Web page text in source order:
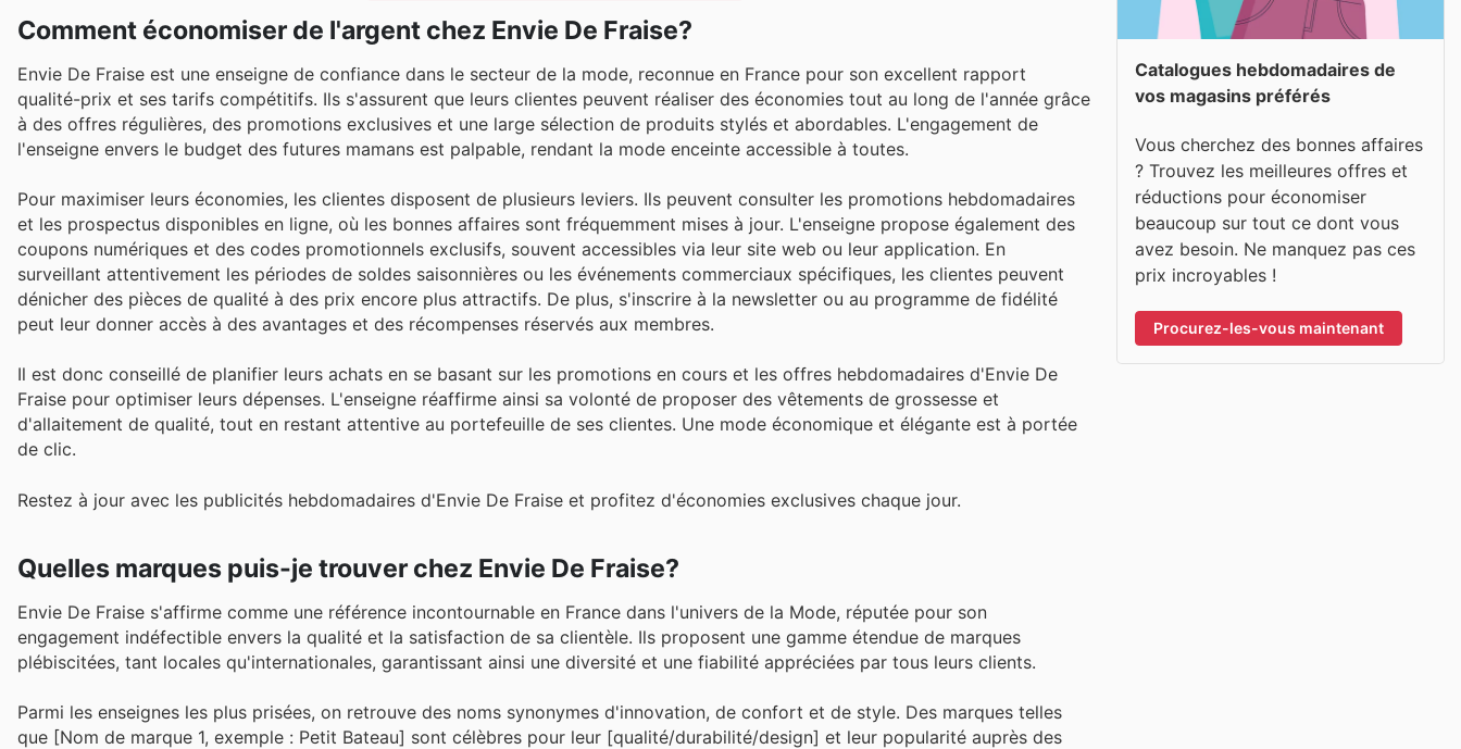
Comment économiser de l'argent chez Envie De Fraise?
Envie De Fraise est une enseigne de confiance dans le secteur de la mode, reconnue en France pour son excellent rapport
qualité-prix et ses tarifs compétitifs. Ils s'assurent que leurs clientes peuvent réaliser des économies tout au long de l'année grâce
à des offres régulières, des promotions exclusives et une large sélection de produits stylés et abordables. L'engagement de
l'enseigne envers le budget des futures mamans est palpable, rendant la mode enceinte accessible à toutes.
Pour maximiser leurs économies, les clientes disposent de plusieurs leviers. Ils peuvent consulter les promotions hebdomadaires
et les prospectus disponibles en ligne, où les bonnes affaires sont fréquemment mises à jour. L'enseigne propose également des
coupons numériques et des codes promotionnels exclusifs, souvent accessibles via leur site web ou leur application. En
surveillant attentivement les périodes de soldes saisonnières ou les événements commerciaux spécifiques, les clientes peuvent
dénicher des pièces de qualité à des prix encore plus attractifs. De plus, s'inscrire à la newsletter ou au programme de fidélité
peut leur donner accès à des avantages et des récompenses réservés aux membres.
Il est donc conseillé de planifier leurs achats en se basant sur les promotions en cours et les offres hebdomadaires d'Envie De
Fraise pour optimiser leurs dépenses. L'enseigne réaffirme ainsi sa volonté de proposer des vêtements de grossesse et
d'allaitement de qualité, tout en restant attentive au portefeuille de ses clientes. Une mode économique et élégante est à portée
de clic.
Restez à jour avec les publicités hebdomadaires d'Envie De Fraise et profitez d'économies exclusives chaque jour.
Quelles marques puis-je trouver chez Envie De Fraise?
Envie De Fraise s'affirme comme une référence incontournable en France dans l'univers de la Mode, réputée pour son
engagement indéfectible envers la qualité et la satisfaction de sa clientèle. Ils proposent une gamme étendue de marques
plébiscitées, tant locales qu'internationales, garantissant ainsi une diversité et une fiabilité appréciées par tous leurs clients.
Parmi les enseignes les plus prisées, on retrouve des noms synonymes d'innovation, de confort et de style. Des marques telles
que [Nom de marque 1, exemple : Petit Bateau] sont célèbres pour leur [qualité/durabilité/design] et leur popularité auprès des
Catalogues hebdomadaires de
vos magasins préférés
Vous cherchez des bonnes affaires
? Trouvez les meilleures offres et
réductions pour économiser
beaucoup sur tout ce dont vous
avez besoin. Ne manquez pas ces
prix incroyables !
Procurez-les-vous maintenant